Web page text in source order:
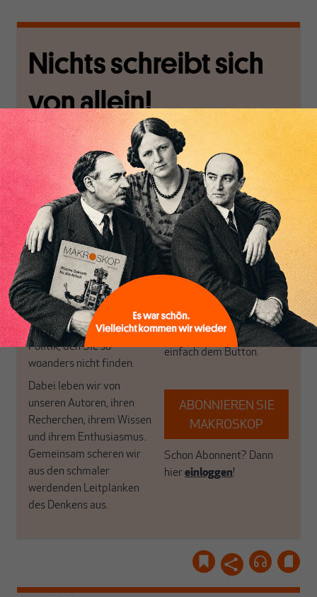
Nichts schreibt sich
von allein!
Nur für Abonnenten
MAKROSKOP analysiert
wirtschaftspolitische
Themen aus einer
postkeynesianischen
Perspektive und ist damit
in Deutschland einzigartig.
MAKROSKOP steht für
das große Ganze. Wir
haben einen Blick auf
Geld, Wirtschaft und
Politik, den Sie so
woanders nicht finden.
Dabei leben wir von
unseren Autoren, ihren
Recherchen, ihrem Wissen
und ihrem Enthusiasmus.
Gemeinsam scheren wir
aus den schmaler
werdenden Leitplanken
des Denkens aus.
Wir verlassen die
journalistische Filterblase,
in der sich viele
eingerichtet haben. Wir
öffnen Fenster und
bringen frische Luft in die
engen und verstaubten
Debattenräume.
Brauchen Sie auch frische
Luft? Dann folgen Sie
einfach dem Button.
ABONNIEREN SIE
MAKROSKOP
Schon Abonnent? Dann
hiereinloggen!